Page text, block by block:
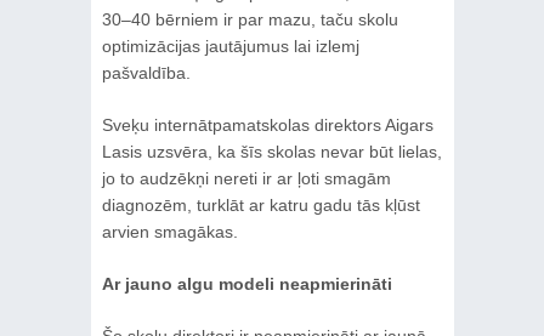
30–40 bērniem ir par mazu, taču skolu
optimizācijas jautājumus lai izlemj
pašvaldība.
Sveķu internātpamatskolas direktors Aigars
Lasis uzsvēra, ka šīs skolas nevar būt lielas,
jo to audzēkņi nereti ir ar ļoti smagām
diagnozēm, turklāt ar katru gadu tās kļūst
arvien smagākas.
Ar jauno algu modeli neapmierināti